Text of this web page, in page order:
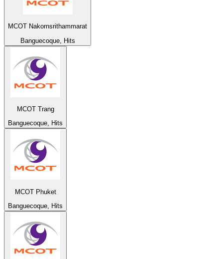
MCOT Nakornsrithammarat
Banguecoque, Hits
MCOT Trang
Banguecoque, Hits
MCOT Phuket
Banguecoque, Hits